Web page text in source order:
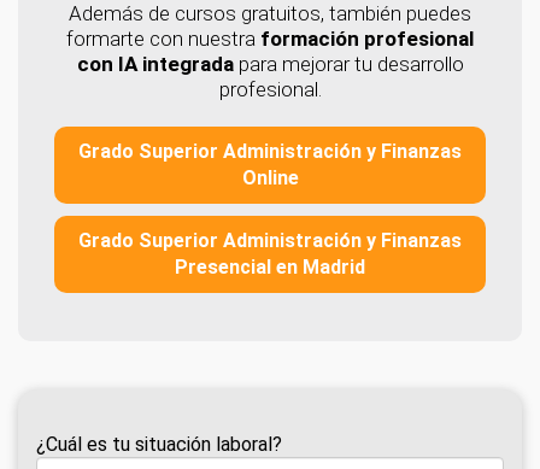
Además de cursos gratuitos, también puedes
formarte con nuestra formación profesional
con IA integradapara mejorar tu desarrollo
profesional.
Grado Superior Administración y Finanzas
Online
Grado Superior Administración y Finanzas
Presencial en Madrid
¿Cuál es tu situación laboral?